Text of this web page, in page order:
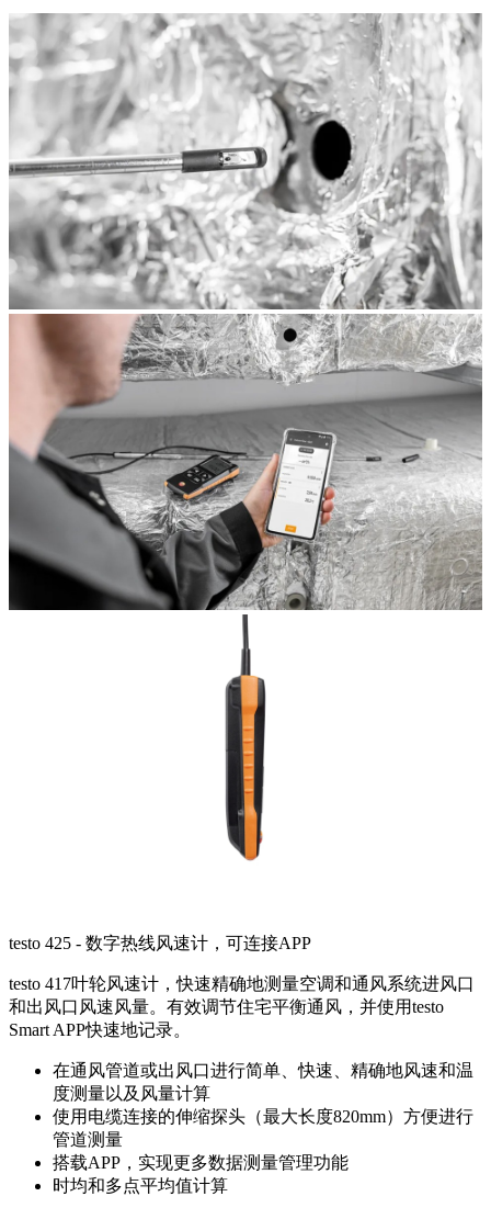
testo 425 - 数字热线风速计，可连接APP
testo 417叶轮风速计，快速精确地测量空调和通风系统进风口
和出风口风速风量。有效调节住宅平衡通风，并使用testo
Smart APP快速地记录。
在通风管道或出风口进行简单、快速、精确地风速和温
度测量以及风量计算
使用电缆连接的伸缩探头（最大长度820mm）方便进行
管道测量
搭载APP，实现更多数据测量管理功能
时均和多点平均值计算